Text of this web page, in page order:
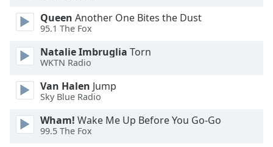
Opacity
Caption
Area
Background
Color
Opacity
Queen Another One Bites the Dust
95.1 The Fox
Natalie Imbruglia Torn
WKTN Radio
Van Halen Jump
Sky Blue Radio
Wham! Wake Me Up Before You Go-Go
99.5 The Fox